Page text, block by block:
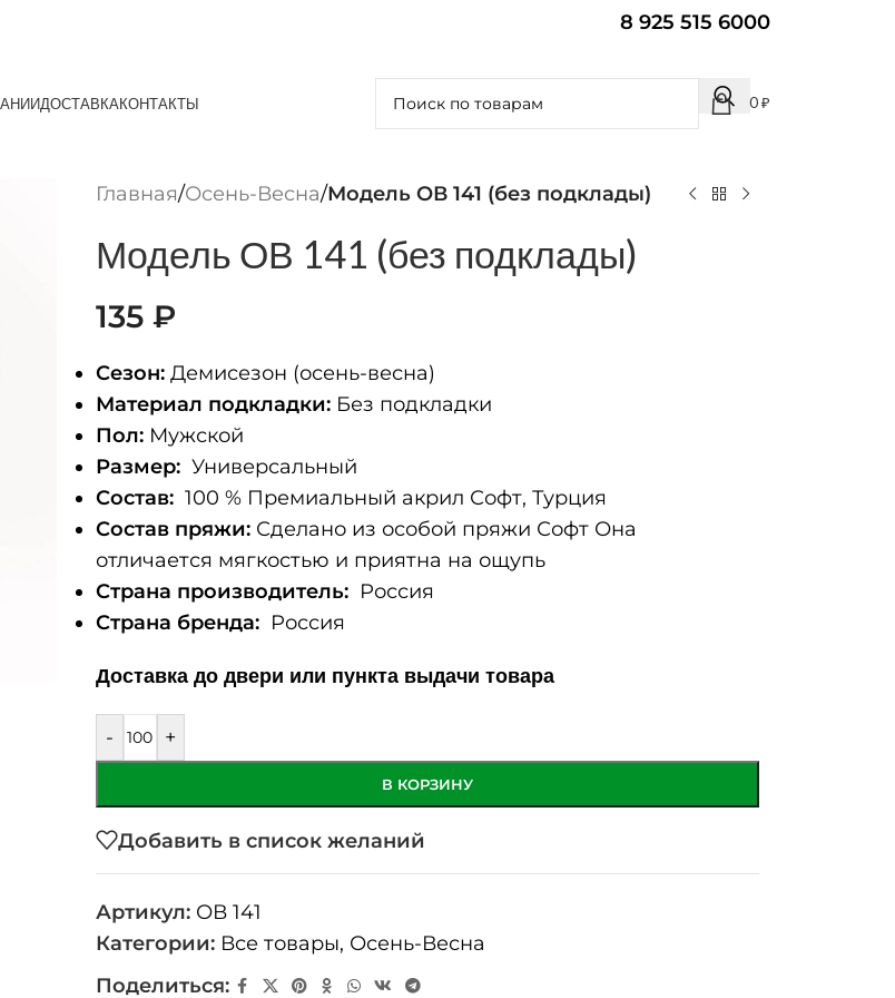
8 925 515 6000
ДОСТАВКАКОНТАКТЫ 0₽
Главная/Осень-Весна/Модель ОВ 141 (без подклады)
Модель ОВ 141 (без подклады)
135 ₽
Сезон:Демисезон (осень-весна)
Материал подкладки:Без подкладки
Пол:Мужской
Размер:Универсальный
Состав:100 % Премиальный акрил Софт, Турция
Состав пряжи:Сделано из особой пряжи Софт Она
отличается мягкостью и приятна на ощупь
Страна производитель:Россия
Страна бренда:Россия
Доставка до двери или пункта выдачи товара
- +
В КОРЗИНУ
Добавить в список желаний
Артикул: ОВ 141
Категории: Все товары, Осень-Весна
Поделиться: